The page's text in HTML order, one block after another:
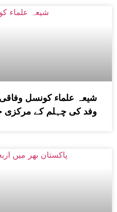
شیعہ علماء کونسل وفاقی
وفد کی چہلم کے